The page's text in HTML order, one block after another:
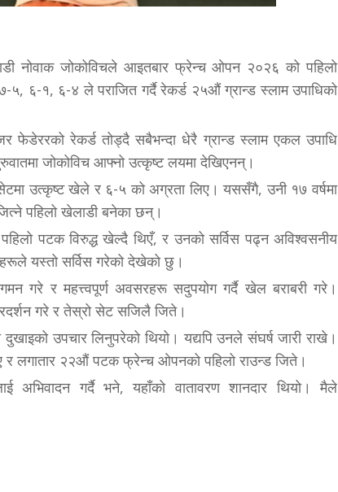
नोवाक जोकोविचले आइतबार फ्रेन्च ओपन २०२६ को पहिलो
७-५, ६-१, ६-४ ले पराजित गर्दै रेकर्ड २५औं ग्रान्ड स्लाम उपाधिको
फेडेररको रेकर्ड तोड्दै सबैभन्दा धेरै ग्रान्ड स्लाम एकल उपाधि
जोकोविच आफ्नो उत्कृष्ट लयमा देखिएनन्।
सेटमा उत्कृष्ट खेले र ६-५ को अग्रता लिए। यससँगै, उनी १७ वर्षमा
पहिलो खेलाडी बनेका छन्।
पटक विरुद्ध खेल्दै थिएँ, र उनको सर्विस पढ्न अविश्वसनीय
यस्तो सर्विस गरेको देखेको छु।
गरे र महत्त्वपूर्ण अवसरहरू सदुपयोग गर्दै खेल बराबरी गरे।
गरे र तेस्रो सेट सजिलै जिते।
दुखाइको उपचार लिनुपरेको थियो। यद्यपि उनले संघर्ष जारी राखे।
लगातार २२औं पटक फ्रेन्च ओपनको पहिलो राउन्ड जिते।
अभिवादन गर्दै भने, यहाँको वातावरण शानदार थियो। मैले